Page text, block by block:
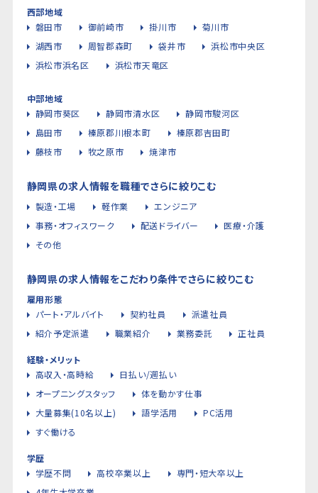
西部地域
磐田市
御前崎市 掛川市
菊川市
湖西市
周智郡森町 袋井市
浜松市中央区
浜松市浜名区
浜松市天竜区
中部地域
静岡市葵区
静岡市清水区
静岡市駿河区
島田市
榛原郡川根本町
榛原郡吉田町
藤枝市
牧之原市 焼津市
静岡県の求人情報を職種でさらに絞りこむ
製造・工場 軽作業
エンジニア
事務・オフィスワーク
配送ドライバー
医療・介護
その他
静岡県の求人情報をこだわり条件でさらに絞りこむ
雇用形態
パート・アルバイト
契約社員
派遣社員
紹介予定派遣
職業紹介 業務委託 正社員
経験・メリット
高収入・高時給
日払い/週払い
オープニングスタッフ
体を動かす仕事
大量募集(10名以上)
語学活用
PC活用
すぐ働ける
学歴
学歴不問
高校卒業以上
専門・短大卒以上